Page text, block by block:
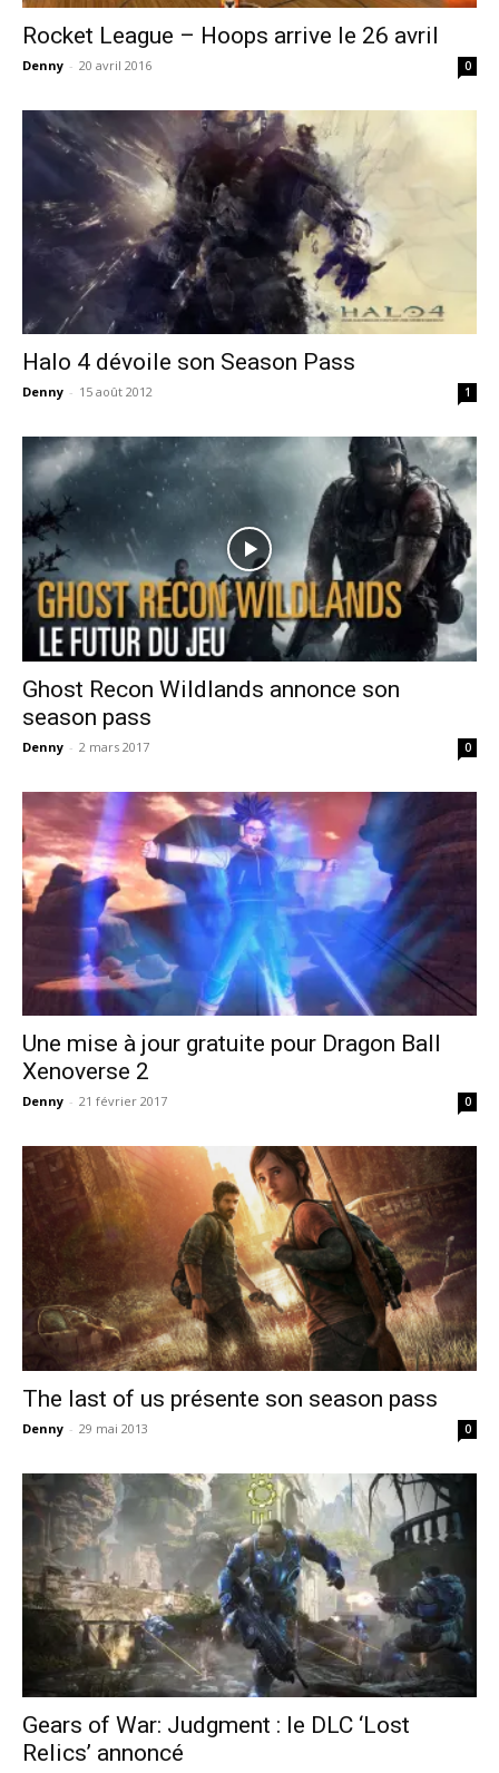
Rocket League – Hoops arrive le 26 avril
Denny - 20 avril 2016 0
Halo 4 dévoile son Season Pass
Denny - 15 août 2012 1
Ghost Recon Wildlands annonce son
season pass
Denny - 2 mars 2017 0
Une mise à jour gratuite pour Dragon Ball
Xenoverse 2
Denny - 21 février 2017 0
The last of us présente son season pass
Denny - 29 mai 2013 0
Gears of War: Judgment : le DLC ‘Lost
Relics’ annoncé